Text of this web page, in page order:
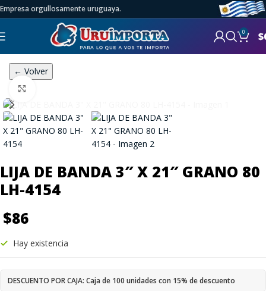
Empresa orgullosamente uruguaya.
0 $
← Volver
LIJA DE BANDA 3″ X 21″ GRANO 80
LH-4154
$86
Hay existencia
DESCUENTO POR CAJA: Caja de 100 unidades con 15% de descuento